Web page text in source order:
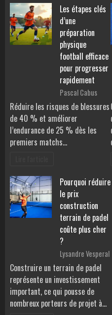
Les étapes clés
d’une
préparation
physique
football efficace
pour progresser
rapidement
Pascal Cabus
Réduire les risques de blessures
de 40 % et améliorer
l’endurance de 25 % dès les
premiers matchs…
Pourquoi réduire
le prix
construction
terrain de padel
coûte plus cher
?
Lysandre Vesperal
Construire un terrain de padel
représente un investissement
important, ce qui pousse de
nombreux porteurs de projet à…